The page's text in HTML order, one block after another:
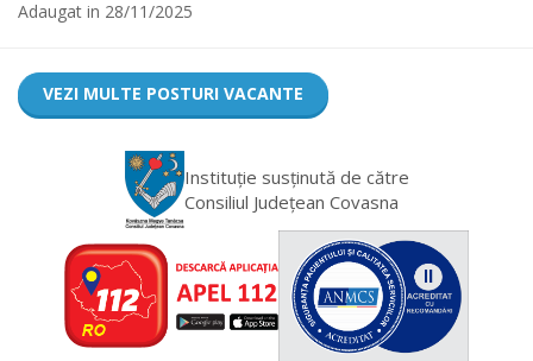
Adaugat in 28/11/2025
VEZI MULTE POSTURI VACANTE
Instituție susținută de către
Consiliul Județean Covasna